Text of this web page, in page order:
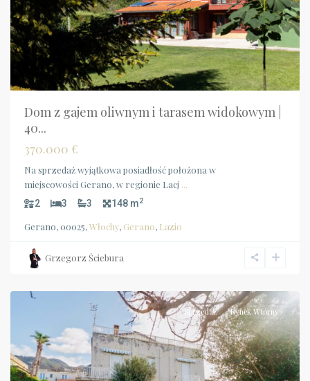
Dom z gajem oliwnym i tarasem widokowym |
40...
370.000 €
Na sprzedaż wyjątkowa posiadłość położona w
miejscowości Gerano, w regionie Lacj ...
2 3 3 148 m2
Gerano, 00025,Włochy, Gerano, Lazio
Grzegorz Ściebura
Calabria,
Praia
Sprzedaż Rynek Wtórny